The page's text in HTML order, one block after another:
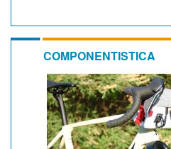
COMPONENTISTICA